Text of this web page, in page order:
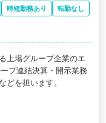
時短勤務あり
転勤なし
上場グループ企業のエ
プ連結決算・開示業務
どを担います。